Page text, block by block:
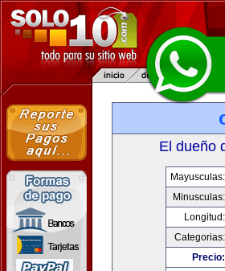
El dueño
Mayusculas:
Minusculas:
Longitud:
Categorias:
Precio: